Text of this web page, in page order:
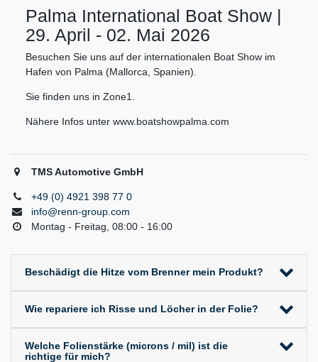
Palma International Boat Show |
29. April - 02. Mai 2026
Besuchen Sie uns auf der internationalen Boat Show im
Hafen von Palma (Mallorca, Spanien).
Sie finden uns in Zone1.
Nähere Infos unter www.boatshowpalma.com
TMS Automotive GmbH
+49 (0) 4921 398 77 0
info@renn-group.com
Montag - Freitag, 08:00 - 16:00
Beschädigt die Hitze vom Brenner mein Produkt?
Wie repariere ich Risse und Löcher in der Folie?
Welche Folienstärke (microns / mil) ist die
richtige für mich?